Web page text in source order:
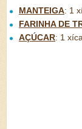
MANTEIGA: 1
FARINHA DE
AÇÚCAR: 1